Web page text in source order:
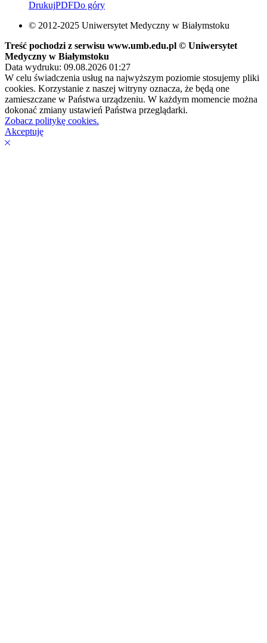
DrukujPDFDo góry
© 2012-2025 Uniwersytet Medyczny w Białymstoku
Treść pochodzi z serwisu www.umb.edu.pl © Uniwersytet
Medyczny w Białymstoku
Data wydruku: 09.08.2026 01:27
W celu świadczenia usług na najwyższym poziomie stosujemy pliki
cookies. Korzystanie z naszej witryny oznacza, że będą one
zamieszczane w Państwa urządzeniu. W każdym momencie można
dokonać zmiany ustawień Państwa przeglądarki.
Zobacz politykę cookies.
Akceptuję